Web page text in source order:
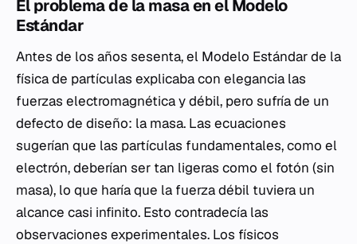
El problema de la masa en el Modelo
Estándar
Antes de los años sesenta, el Modelo Estándar de la
física de partículas explicaba con elegancia las
fuerzas electromagnética y débil, pero sufría de un
defecto de diseño: la masa. Las ecuaciones
sugerían que las partículas fundamentales, como el
electrón, deberían ser tan ligeras como el fotón (sin
masa), lo que haría que la fuerza débil tuviera un
alcance casi infinito. Esto contradecía las
observaciones experimentales. Los físicos